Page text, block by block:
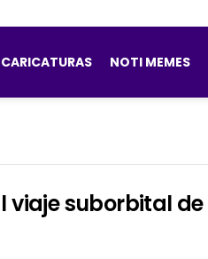
CARICATURAS NOTI MEMES
viaje suborbital